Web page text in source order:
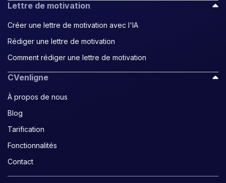
Lettre de motivation
Créer une lettre de motivation avec l'IA
Rédiger une lettre de motivation
Comment rédiger une lettre de motivation
CVenligne
À propos de nous
Blog
Tarification
Fonctionnalités
Contact